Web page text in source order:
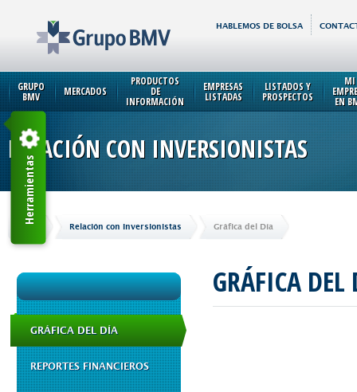
HABLEMOS DE BOLSA
GRUPO
BMV MERCADOS
PRODUCTOS
DE
INFORMACIÓN
EMPRESAS
LISTADAS
LISTADOS Y
PROSPECTOS
MI
EN
RELACIÓN CON INVERSIONISTAS
Inicio Relación con Inversionistas Gráfica del Día
GRÁFICA DEL DÍA
REPORTES FINANCIEROS
GRÁFICA
Herramientas